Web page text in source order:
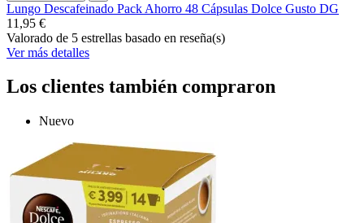
Lungo Descafeinado Pack Ahorro 48 Cápsulas Dolce Gusto DG
11,95 €
Valorado de 5 estrellas basado en reseña(s)
Ver más detalles
Los clientes también compraron
Nuevo